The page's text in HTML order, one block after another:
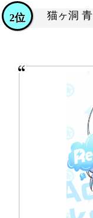
猫ヶ洞 青
2位